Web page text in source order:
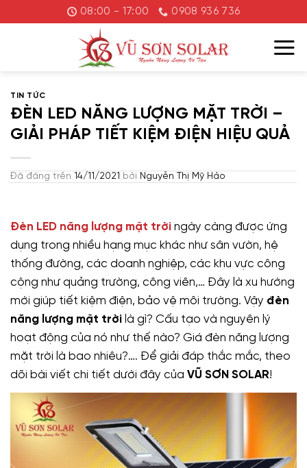
đến
08:00 - 17:00 0908 936 736
TIN TỨC
ĐÈN LED NĂNG LƯỢNG MẶT TRỜI –
GIẢI PHÁP TIẾT KIỆM ĐIỆN HIỆU QUẢ
Đã đăng trên 14/11/2021 bởi Nguyễn Thị Mỹ Hảo
Đèn LED năng lượng mặt trời ngày càng được ứng
dụng trong nhiều hạng mục khác như sân vườn, hệ
thống đường, các doanh nghiệp, các khu vực công
cộng như quảng trường, công viên,… Đây là xu hướng
mới giúp tiết kiệm điện, bảo vệ môi trường. Vậy đèn
năng lượng mặt trời là gì? Cấu tạo và nguyên lý
hoạt động của nó như thế nào? Giá đèn năng lượng
mặt trời là bao nhiêu?…. Để giải đáp thắc mắc, theo
dõi bài viết chi tiết dưới đây của VŨ SƠN SOLAR!